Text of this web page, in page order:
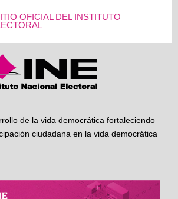
OFICIAL DEL INSTITUTO
de la vida democrática fortaleciendo
ciudadana en la vida democrática